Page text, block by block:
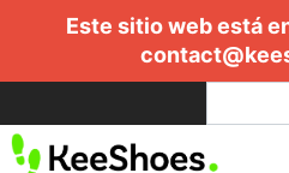
Este sitio web está